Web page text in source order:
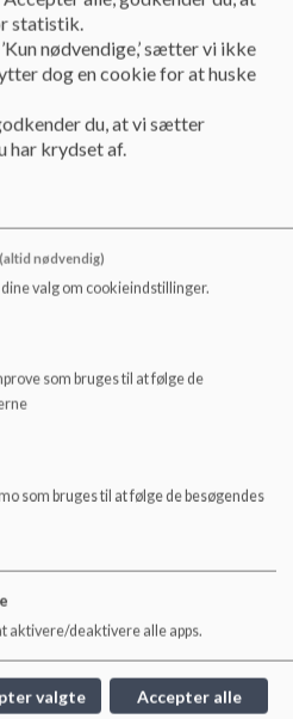
består af en teknisk
Teknisk service
herunder:
e-mail)
i nærområdet
Frb C. og Filippavej
statistik.
nødvendige,’ sætter vi ikke
dog en cookie for at huske
du, at vi sætter
har krydset af.
(altid nødvendig)
valg om cookieindstillinger.
som bruges til at følge de
som bruges til at følge de besøgendes
aktivere/deaktivere alle apps.
valgte Accepter alle